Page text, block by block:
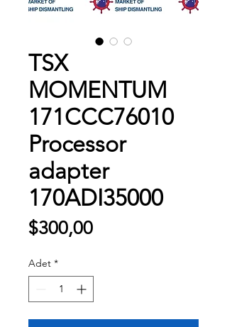
TSX
MOMENTUM
171CCC76010
Processor
adapter
170ADI35000
$300,00Fiyat
Adet *